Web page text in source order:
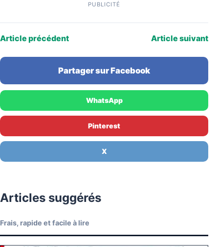
PUBLICITÉ
Article précédent Article suivant
Partager sur Facebook
WhatsApp
Pinterest
X
Articles suggérés
Frais, rapide et facile à lire